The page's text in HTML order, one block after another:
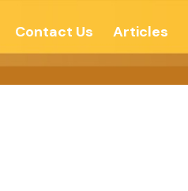
Contact Us Articles